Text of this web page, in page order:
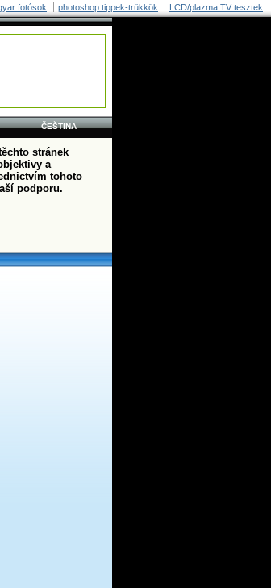
fotósok photoshop tippek-trükkök LCD/plazma TV tesztek
ČEŠTINA
stránek
a
tohoto
podporu.